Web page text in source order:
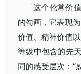
这个伦常价
的勾画，它表现
价值、精神价值
等级中包含的先
同的感受层次：“